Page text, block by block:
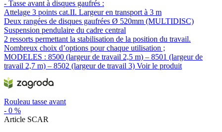
- Tasse avant à disques gaufrés :
Attelage 3 points cat.II. Largeur en transport à 3 m
Deux rangées de disques gaufrées Ø 520mm (MULTIDISC)
Suspension pendulaire du cadre central
2 ressorts permettant la stabilisation de la position du travail.
Nombreux choix d’options pour chaque utilisation ;
MODELES : 8500 (largeur de travail 2,5 m) – 8501 (largeur de
travail 2,7 m) – 8502 (largeur de travail 3) Voir le produit
Rouleau tasse avant
- 0 %
Article SCAR